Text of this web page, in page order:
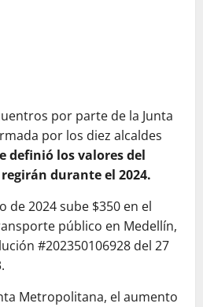
por parte de la Junta
por los diez alcaldes
definió los valores del
durante el 2024.
de 2024 sube $350 en el
público en Medellín,
#202350106928 del 27
Metropolitana, el aumento